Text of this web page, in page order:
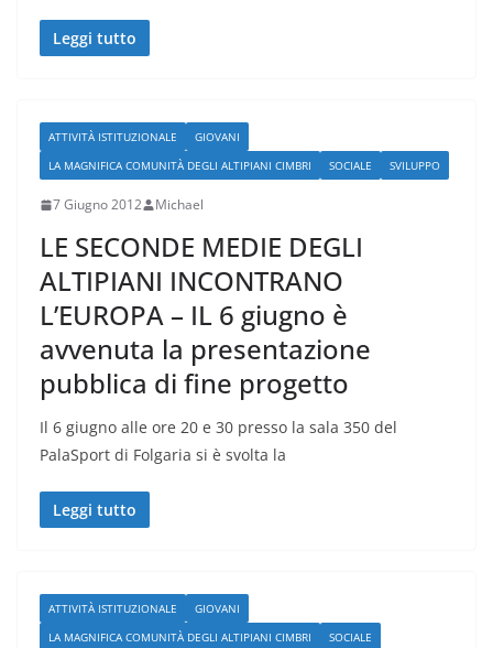
Leggi tutto
ATTIVITÀ ISTITUZIONALE
GIOVANI
LA MAGNIFICA COMUNITÀ DEGLI ALTIPIANI CIMBRI
SOCIALE SVILUPPO
7 Giugno 2012 Michael
LE SECONDE MEDIE DEGLI
ALTIPIANI INCONTRANO
L’EUROPA – IL 6 giugno è
avvenuta la presentazione
pubblica di fine progetto
Il 6 giugno alle ore 20 e 30 presso la sala 350 del
PalaSport di Folgaria si è svolta la
Leggi tutto
ATTIVITÀ ISTITUZIONALE
GIOVANI
LA MAGNIFICA COMUNITÀ DEGLI ALTIPIANI CIMBRI
SOCIALE